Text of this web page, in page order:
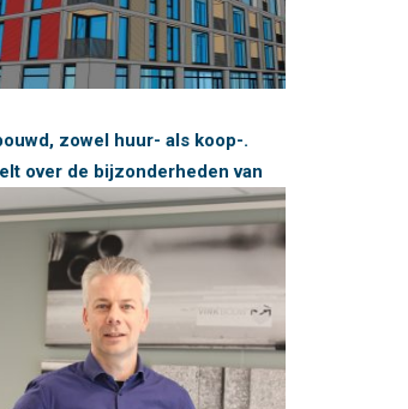
zowel huur- als koop-.
over de bijzonderheden van